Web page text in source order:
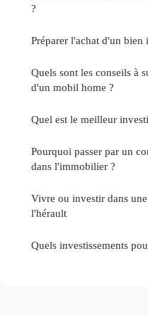
?
Préparer l'achat d'un
Quels sont les conseils à
d'un mobil home ?
Quel est le meilleur
Pourquoi passer par un
dans l'immobilier ?
Vivre ou investir dans
l'hérault
Quels investissements